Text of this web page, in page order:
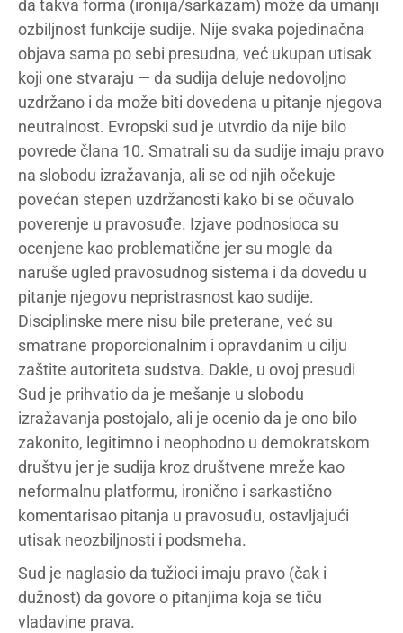
da takva forma (ironija/sarkazam) može da umanji
ozbiljnost funkcije sudije. Nije svaka pojedinačna
objava sama po sebi presudna, već ukupan utisak
koji one stvaraju — da sudija deluje nedovoljno
uzdržano i da može biti dovedena u pitanje njegova
neutralnost. Evropski sud je utvrdio da nije bilo
povrede člana 10. Smatrali su da sudije imaju pravo
na slobodu izražavanja, ali se od njih očekuje
povećan stepen uzdržanosti kako bi se očuvalo
poverenje u pravosuđe. Izjave podnosioca su
ocenjene kao problematične jer su mogle da
naruše ugled pravosudnog sistema i da dovedu u
pitanje njegovu nepristrasnost kao sudije.
Disciplinske mere nisu bile preterane, već su
smatrane proporcionalnim i opravdanim u cilju
zaštite autoriteta sudstva. Dakle, u ovoj presudi
Sud je prihvatio da je mešanje u slobodu
izražavanja postojalo, ali je ocenio da je ono bilo
zakonito, legitimno i neophodno u demokratskom
društvu jer je sudija kroz društvene mreže kao
neformalnu platformu, ironično i sarkastično
komentarisao pitanja u pravosuđu, ostavljajući
utisak neozbiljnosti i podsmeha.
Sud je naglasio da tužioci imaju pravo (čak i
dužnost) da govore o pitanjima koja se tiču
vladavine prava.